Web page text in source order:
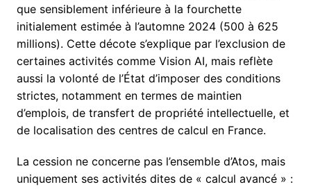
que sensiblement inférieure à la fourchette
initialement estimée à l’automne 2024 (500 à 625
millions). Cette décote s’explique par l’exclusion de
certaines activités comme Vision AI, mais reflète
aussi la volonté de l’État d’imposer des conditions
strictes, notamment en termes de maintien
d’emplois, de transfert de propriété intellectuelle, et
de localisation des centres de calcul en France.
La cession ne concerne pas l’ensemble d’Atos, mais
uniquement ses activités dites de « calcul avancé » :